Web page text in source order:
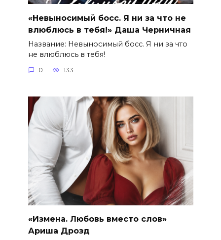
«Невыносимый босс. Я ни за что не
влюблюсь в тебя!» Даша Черничная
Название: Невыносимый босс. Я ни за что
не влюблюсь в тебя!
0 133
«Измена. Любовь вместо слов»
Ариша Дрозд